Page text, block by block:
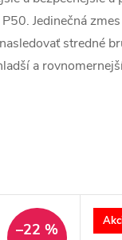
Jedinečná
stredné
a
–22 %